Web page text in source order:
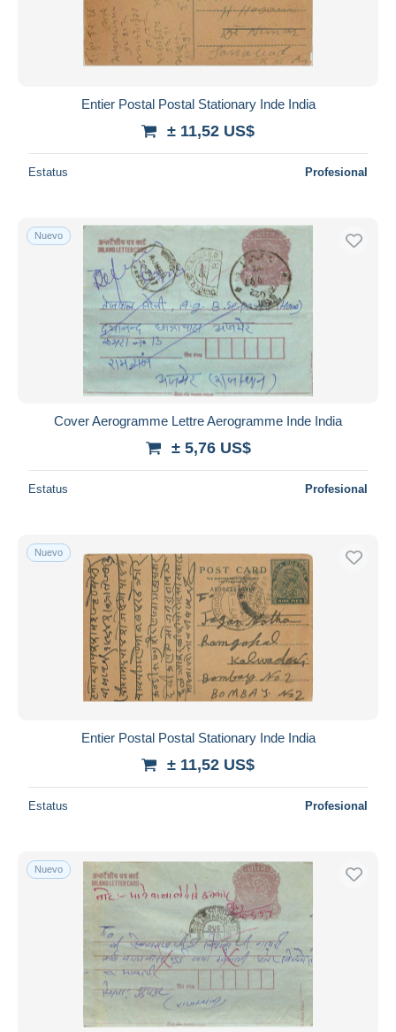
Entier Postal Postal Stationary Inde India
± 11,52 US$
Estatus Profesional
Nuevo
Cover Aerogramme Lettre Aerogramme Inde India
± 5,76 US$
Estatus Profesional
Nuevo
Entier Postal Postal Stationary Inde India
± 11,52 US$
Estatus Profesional
Nuevo